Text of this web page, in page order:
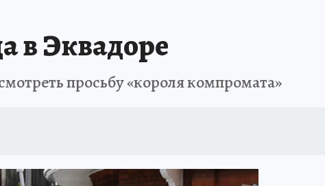
в Эквадоре
просьбу «короля компромата»